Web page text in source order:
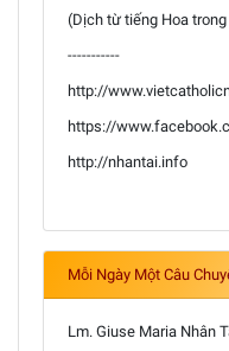
(Dịch từ tiếng Hoa
-----------
http://
https://
http://nhantai.info
Mỗi Ngày Một Câu
Lm. Giuse Maria Nhân